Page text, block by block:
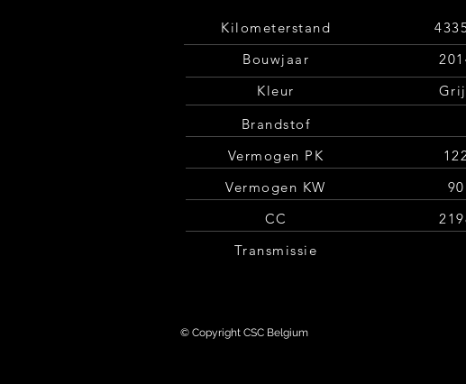
Kilometerstand
Bouwjaar
Kleur
Brandstof
Vermogen PK
Vermogen KW
90
CC
Transmissie
© Copyright CSC Belgium